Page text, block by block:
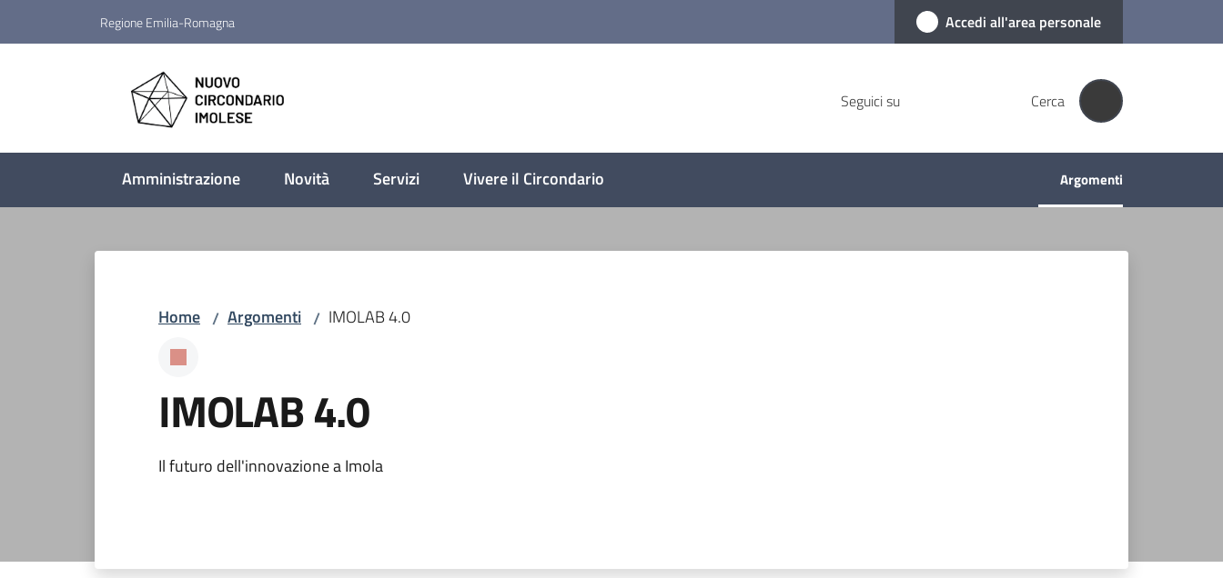
Regione Emilia-Romagna Accedi all'area personale
Nuovo Circondario Imolese Seguici su Cerca
Amministrazione Novità Servizi Vivere il Circondario Argomenti
Menu selezionato
Home / Argomenti / IMOLAB 4.0
IMOLAB 4.0
Il futuro dell'innovazione a Imola